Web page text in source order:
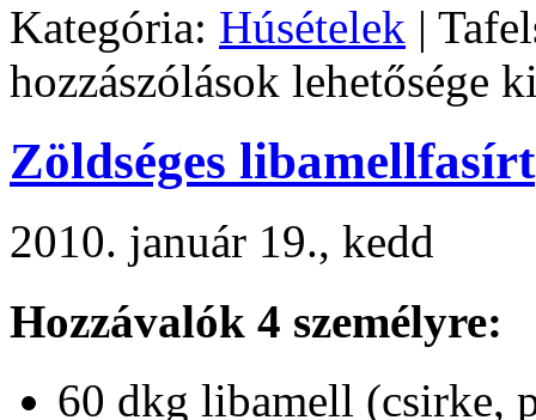
Kategória: Húsételek |
hozzászólások lehetősége
Zöldséges libamellfasírt
2010. január 19., kedd
Hozzávalók 4 személyre:
60 dkg libamell (csirke,